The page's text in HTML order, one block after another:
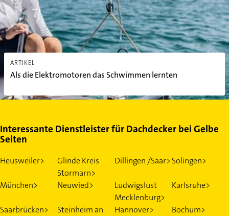
ARTIKEL
Als die Elektromotoren das Schwimmen lernten
Interessante Dienstleister für Dachdecker bei Gelbe
Seiten
Heusweiler>
Glinde Kreis
Stormarn>
Dillingen /Saar>Solingen>
München> Neuwied>
Ludwigslust
Mecklenburg>
Karlsruhe>
Saarbrücken>
Steinheim an
Hannover> Bochum>